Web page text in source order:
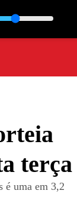
terça
é uma em 3,2